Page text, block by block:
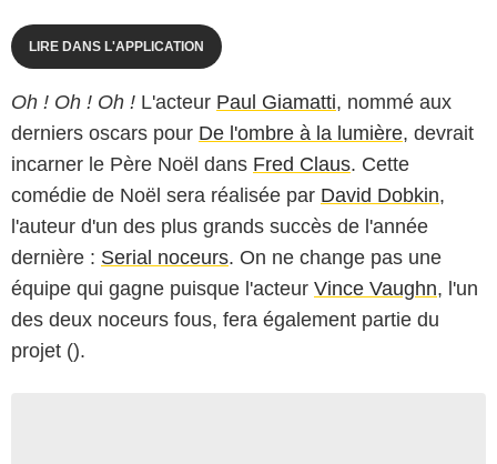
LIRE DANS L'APPLICATION
Oh ! Oh ! Oh ! L'acteur Paul Giamatti, nommé aux
derniers oscars pour De l'ombre à la lumière, devrait
incarner le Père Noël dans Fred Claus. Cette
comédie de Noël sera réalisée par David Dobkin,
l'auteur d'un des plus grands succès de l'année
dernière : Serial noceurs. On ne change pas une
équipe qui gagne puisque l'acteur Vince Vaughn, l'un
des deux noceurs fous, fera également partie du
projet ().